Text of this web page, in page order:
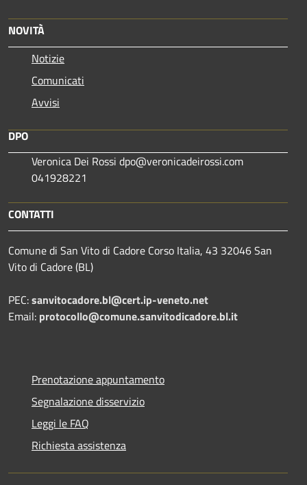
NOVITÀ
Notizie
Comunicati
Avvisi
DPO
Veronica Dei Rossi dpo@veronicadeirossi.com
041928221
CONTATTI
Comune di San Vito di Cadore Corso Italia, 43 32046 San
Vito di Cadore (BL)
PEC:sanvitocadore.bl@cert.ip-veneto.net
Email: protocollo@comune.sanvitodicadore.bl.it
Prenotazione appuntamento
Segnalazione disservizio
Leggi le FAQ
Richiesta assistenza